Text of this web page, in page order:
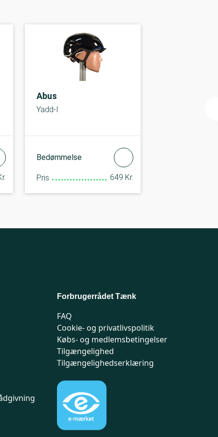
Abus
Yadd-I
Bedømmelse
Pris 649 Kr.
Forbrugerrådet Tænk
FAQ
Cookie- og privatlivspolitik
Købs- og medlemsbetingelser
Tilgængelighed
Tilgængelighedserklæring